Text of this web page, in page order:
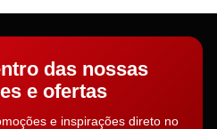
das nossas
e ofertas
e inspirações direto no